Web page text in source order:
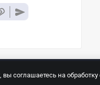
вы соглашаетесь на